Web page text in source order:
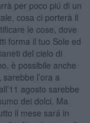
per poco piú di un
cosa ci porterà il
le cose, dove
forma il tuo Sole ed
del cielo di
è possibile anche
l’ora a
agosto sarebbe
dei dolci. Ma
il mese sará in